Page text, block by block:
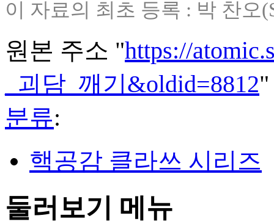
이 자료의 최초 등록 : 박 찬오
원본 주소 "https://
_괴담_깨기&oldid=8812"
분류:
핵공감 클라쓰 시리즈
둘러보기 메뉴